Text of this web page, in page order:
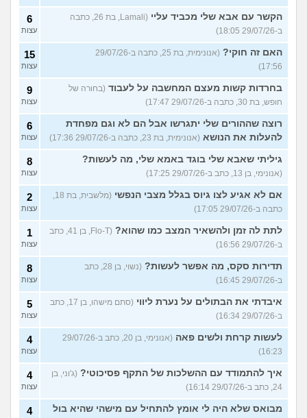
הקשר עם אבא שלי מכביד עליי
(Lamali, בת 26, כתבה
ב-29/07/26 18:05)
6
עצות
האם זה חוקי?
(אנונימית, בת 25, כתבה ב-29/07/26
17:56)
15
עצות
בחרדות קשות מעצם המחשבה על לעבוד (בחורה של
חופש, בת 30, כתבה ב-29/07/26 17:47)
9
עצות
רוצה שההורים שלי יתגרשו אבל הם לא וגם מפחדת
להעלות את הנושא (אנונימית, בת 23, כתבה ב-29/07/26 17:36)
6
עצות
גיליתי שאבא שלי בוגד באמא שלי, מה לעשות?
(אנונימי, בן 13, כתב ב-29/07/26 17:25)
8
עצות
אם לא אגיע לצו גיוס בגלל מצבי הנפשי
(מלשבית, בת 18,
כתבה ב-29/07/26 17:05)
2
עצות
לתת לה זמן ולהשאיר המצב כמו שהוא?
(Flo-T, בן 41, כתב
ב-29/07/26 16:56)
1
עצות
תדירות סקס, מה אפשר לעשות?
(נשוי, בן 28, כתב
ב-29/07/26 16:45)
8
עצות
איבדתי את הבתולים על נערת ליווי
(סתם מישהו, בן 17, כתב
ב-29/07/26 16:34)
5
עצות
לעשות קרחת ולשים פאה
(אנונימי, בן 20, כתב ב-29/07/26
16:23)
4
עצות
איך להתמודד עם ההשלכות של התקף פסיכוטי? (ג'וני, בן
24, כתב ב-29/07/26 16:14)
4
עצות
מבואס שלא היה לי אומץ להתחיל עם מישהי שהיא בול
4